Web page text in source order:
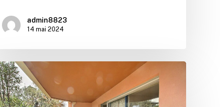
admin8823
14 mai 2024